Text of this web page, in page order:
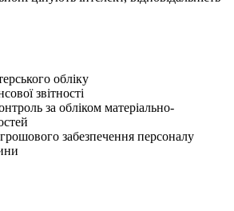
обліку
звітності
за обліком матеріально-
забезпечення персоналу